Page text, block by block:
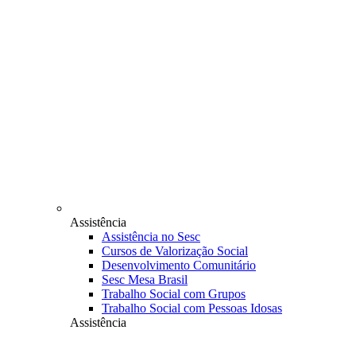
Assistência
Assistência no Sesc
Cursos de Valorização Social
Desenvolvimento Comunitário
Sesc Mesa Brasil
Trabalho Social com Grupos
Trabalho Social com Pessoas Idosas
Assistência